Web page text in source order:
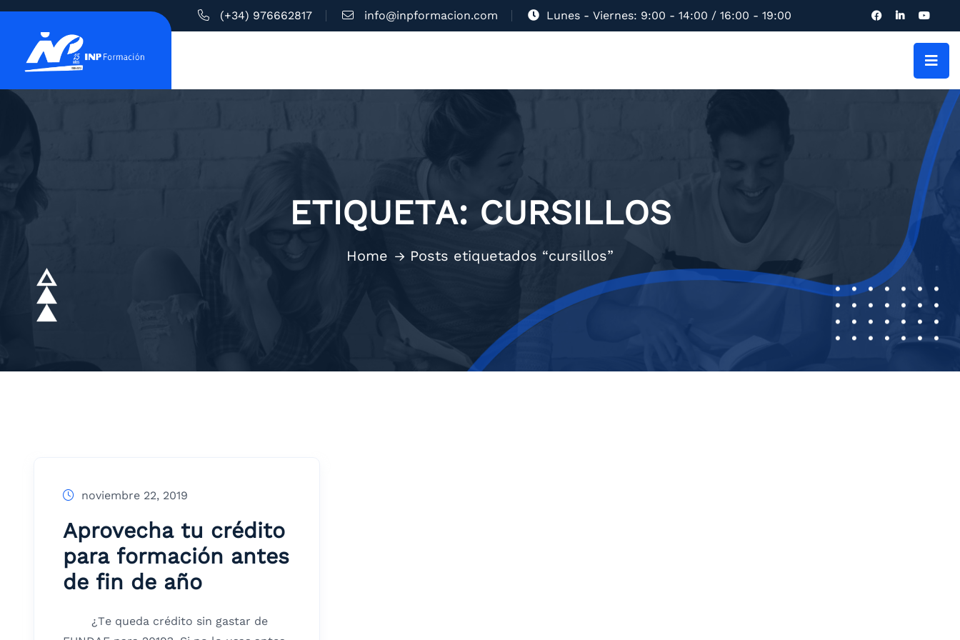
(+34) 976662817 info@inpformacion.com Lunes - Viernes: 9:00 - 14:00 / 16:00 - 19:00
ETIQUETA: CURSILLOS
Home Posts etiquetados “cursillos”
noviembre 22, 2019
Aprovecha tu crédito
para formación antes
de fin de año
¿Te queda crédito sin gastar de